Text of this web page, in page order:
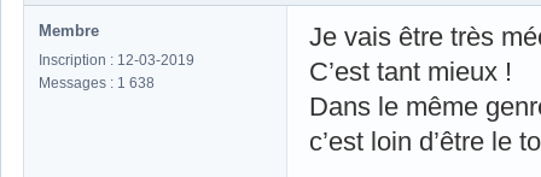
Membre
Inscription : 12-03-2019
Messages : 1 638
Je vais être très
C’est tant mieux !
Dans le même
c’est loin d’être le